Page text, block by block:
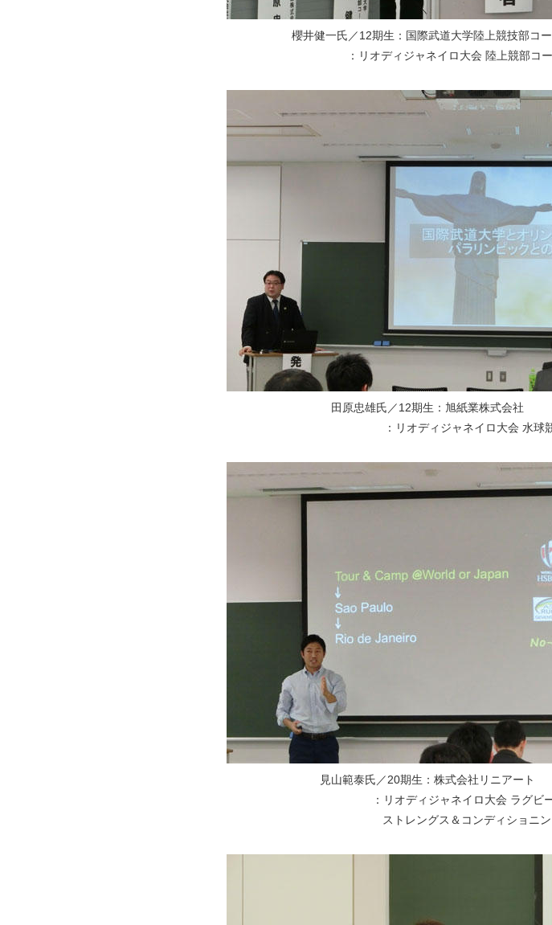
櫻井健一氏／12期生：国際武道大学陸上競技部コ
：リオディジャネイロ大会 陸上競部コー
田原忠雄氏／12期生：旭紙業株式会社
：リオディジャネイロ大会 水球競技
見山範泰氏／20期生：株式会社リニアート
：リオディジャネイロ大会 ラグビー（
ストレングス＆コンディショニング